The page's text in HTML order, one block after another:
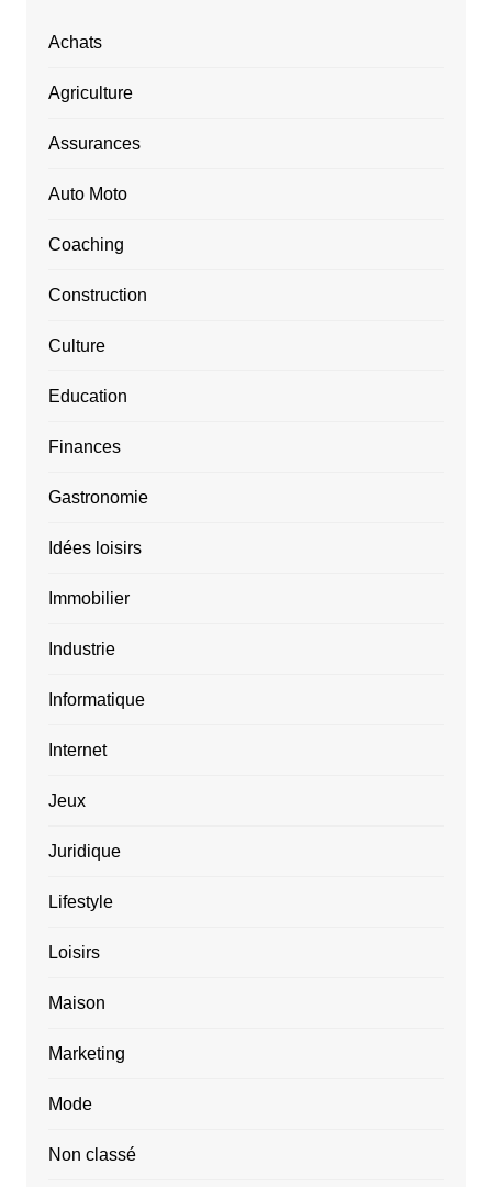
Achats
Agriculture
Assurances
Auto Moto
Coaching
Construction
Culture
Education
Finances
Gastronomie
Idées loisirs
Immobilier
Industrie
Informatique
Internet
Jeux
Juridique
Lifestyle
Loisirs
Maison
Marketing
Mode
Non classé